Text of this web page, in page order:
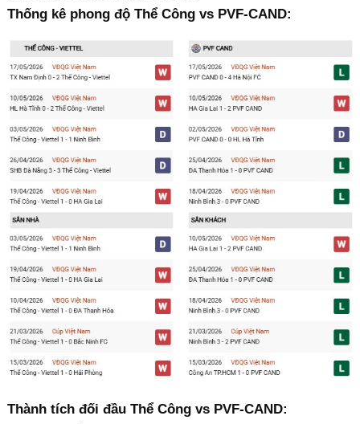
Thống kê phong độ Thể Công vs PVF-CAND:
Thành tích đối đầu Thể Công vs PVF-CAND: